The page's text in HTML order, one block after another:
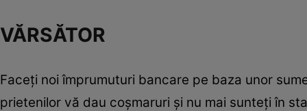
VĂRSĂTOR
Faceţi noi împrumuturi bancare pe baza unor
prietenilor vă dau coşmaruri şi nu mai sunteţi în